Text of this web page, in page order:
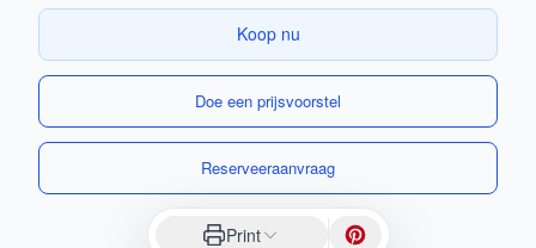
Koop nu
Doe een prijsvoorstel
Reserveeraanvraag
Print